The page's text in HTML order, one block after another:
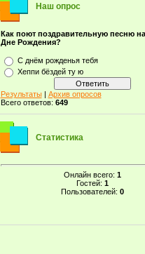
Наш опрос
Как поют поздравительную песню
Дне Рождения?
С днём рожденья тебя
Хеппи бёздей ту ю
Результаты| Архив опросов
Всего ответов: 649
Статистика
Онлайн всего: 1
Гостей: 1
Пользователей: 0